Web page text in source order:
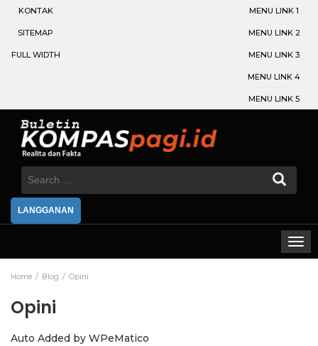
KONTAK
SITEMAP
FULL WIDTH
MENU LINK 1
MENU LINK 2
MENU LINK 3
MENU LINK 4
MENU LINK 5
Search
LANGGANAN
Home Blog Opini
Opini
Auto Added by WPeMatico